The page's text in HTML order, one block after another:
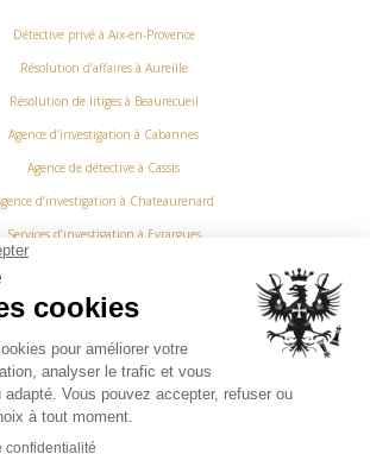
Détective privé à Aix-en-Provence
Résolution d’affaires à Aureille
Résolution de litiges à Beaurecueil
Agence d’investigation à Cabannes
Agence de détective à Cassis
d’investigation à Chateaurenard
Services d’investigation à Eyrargues
Expert en enquêtes à La Barben
Enquête discrète à Miramas
Expert en enquêtes à Allauch
Détective professionnel à Auriol